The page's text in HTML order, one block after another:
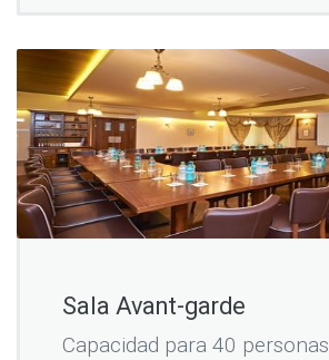
Sala Avant-garde
Capacidad para 40 personas